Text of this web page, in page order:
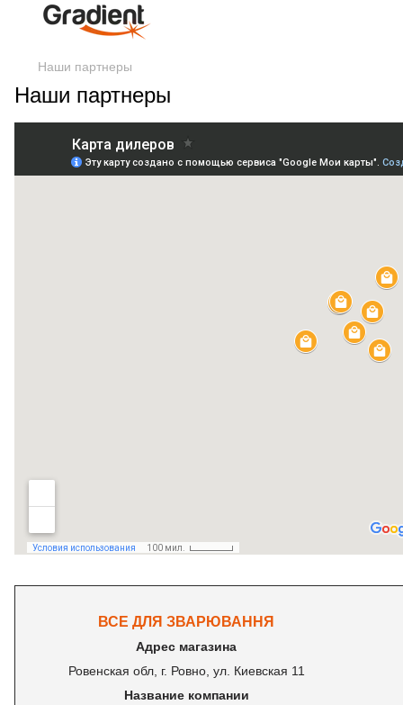
Наши партнеры
Наши партнеры
ВСЕ ДЛЯ ЗВАРЮВАННЯ
Адрес магазина
Ровенская обл, г. Ровно, ул. Киевская 11
Название компании